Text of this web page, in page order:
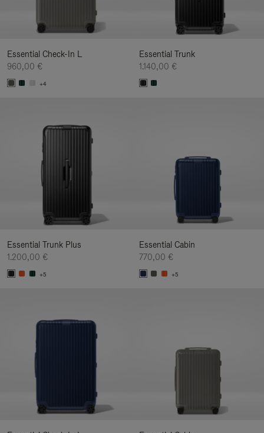
Essential Check-In L
960,00 €
+4
Essential Trunk
1.140,00 €
Essential Trunk Plus
1.200,00 €
+5
Essential Cabin
770,00 €
+5